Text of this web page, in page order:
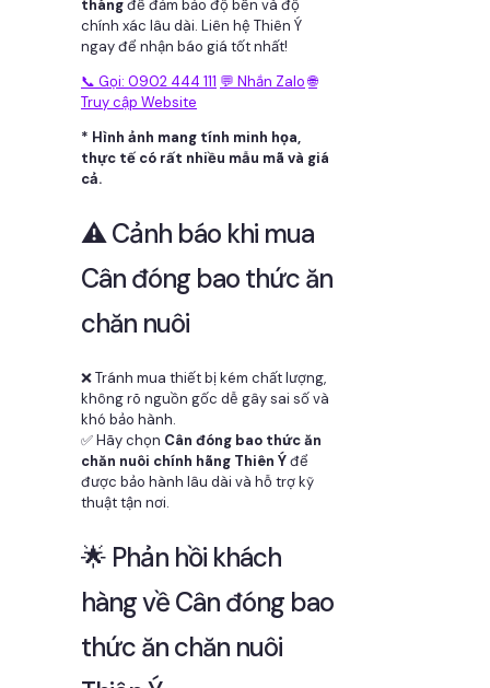
thángđể đảm bảo độ bền và độ
chính xác lâu dài. Liên hệ Thiên Ý
ngay để nhận báo giá tốt nhất!
📞 Gọi: 0902 444 111 💬 Nhắn Zalo 🌐
Truy cập Website
* Hình ảnh mang tính minh họa,
thực tế có rất nhiều mẫu mã và giá
cả.
⚠️ Cảnh báo khi mua
Cân đóng bao thức ăn
chăn nuôi
❌ Tránh mua thiết bị kém chất lượng,
không rõ nguồn gốc dễ gây sai số và
khó bảo hành.
✅ Hãy chọn Cân đóng bao thức ăn
chăn nuôi chính hãng Thiên Ýđể
được bảo hành lâu dài và hỗ trợ kỹ
thuật tận nơi.
🌟 Phản hồi khách
hàng về Cân đóng bao
thức ăn chăn nuôi